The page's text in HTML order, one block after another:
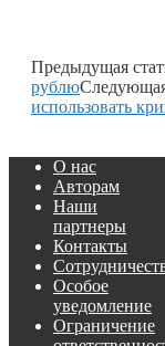
Предыдущая
рублюСледующая
использовать
О нас
Авторам
Наши
партнеры
Контакты
Особое
уведомление
Ограничение